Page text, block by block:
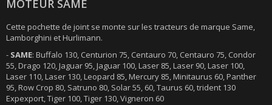
MOTEUR SAME
Cette pochette de joint se monte sur les tracteurs de marque Same,
Lamborghini et Hurlimann.
- SAME: Buffalo 130, Centurion 75, Centauro 70, Centauro 75, Condor
55, Drago 120, Jaguar 95, Jaguar 100, Laser 85, Laser 90, Laser 100,
Laser 110, Laser 130, Leopard 85, Mercury 85, Minitaurus 60, Panther
95, Row Crop 80, Satruno 80, Solar 55, 60, Taurus 60, trident 130
Expexport, Tiger 100, Tiger 130, Vigneron 60